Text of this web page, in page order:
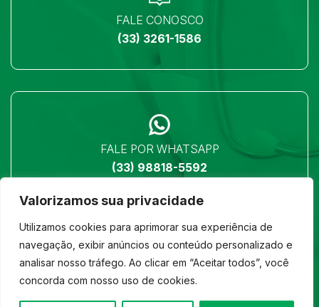
Valorizamos sua privacidade
Utilizamos cookies para aprimorar sua experiência de
navegação, exibir anúncios ou conteúdo personalizado e
analisar nosso tráfego. Ao clicar em “Aceitar todos”, você
concorda com nosso uso de cookies.
FALE CONOSCO
(33) 3261-1586
FALE POR WHATSAPP
(33) 98818-5592
LOCALIZAÇÃO